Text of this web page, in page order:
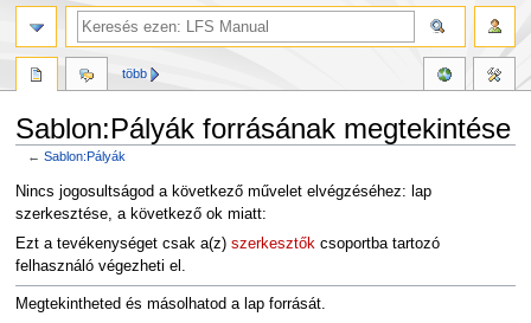
Sablon:Pályák forrásának megtekintése
←Sablon:Pályák
Ugrás
a
navigációhoz
Ugrás
a
kereséshez
Nincs jogosultságod a következő művelet elvégzéséhez: lap
szerkesztése, a következő ok miatt:
Ezt a tevékenységet csak a(z) szerkesztőkcsoportba tartozó
felhasználó végezheti el.
Megtekintheted és másolhatod a lap forrását.
több